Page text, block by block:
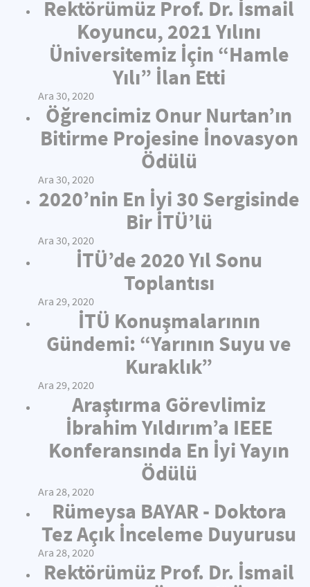
Rektörümüz Prof. Dr. İsmail
Koyuncu, 2021 Yılını
Üniversitemiz İçin “Hamle
Yılı” İlan Etti
Ara 30, 2020
Öğrencimiz Onur Nurtan’ın
Bitirme Projesine İnovasyon
Ödülü
Ara 30, 2020
2020’nin En İyi 30 Sergisinde
Bir İTÜ’lü
Ara 30, 2020
İTÜ’de 2020 Yıl Sonu
Toplantısı
Ara 29, 2020
İTÜ Konuşmalarının
Gündemi: “Yarının Suyu ve
Kuraklık”
Ara 29, 2020
Araştırma Görevlimiz
İbrahim Yıldırım’a IEEE
Konferansında En İyi Yayın
Ödülü
Ara 28, 2020
Rümeysa BAYAR - Doktora
Tez Açık İnceleme Duyurusu
Ara 28, 2020
Rektörümüz Prof. Dr. İsmail